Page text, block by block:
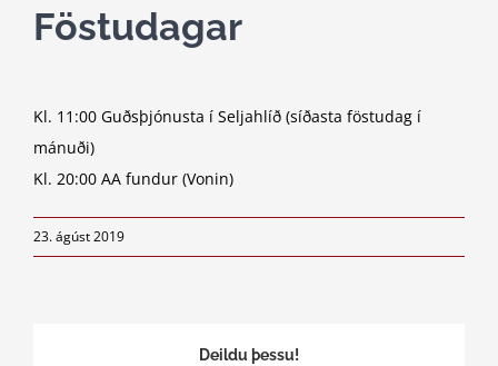
Föstudagar
Kl. 11:00 Guðsþjónusta í Seljahlíð (síðasta föstudag í
mánuði)
Kl. 20:00 AA fundur (Vonin)
23. ágúst 2019
Deildu þessu!